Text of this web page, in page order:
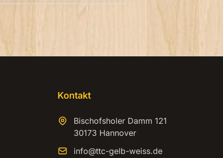
Kontakt
Bischofsholer Damm 121
30173 Hannover
info@ttc-gelb-weiss.de